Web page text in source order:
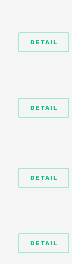
DETAIL
DETAIL
DETAIL
DETAIL